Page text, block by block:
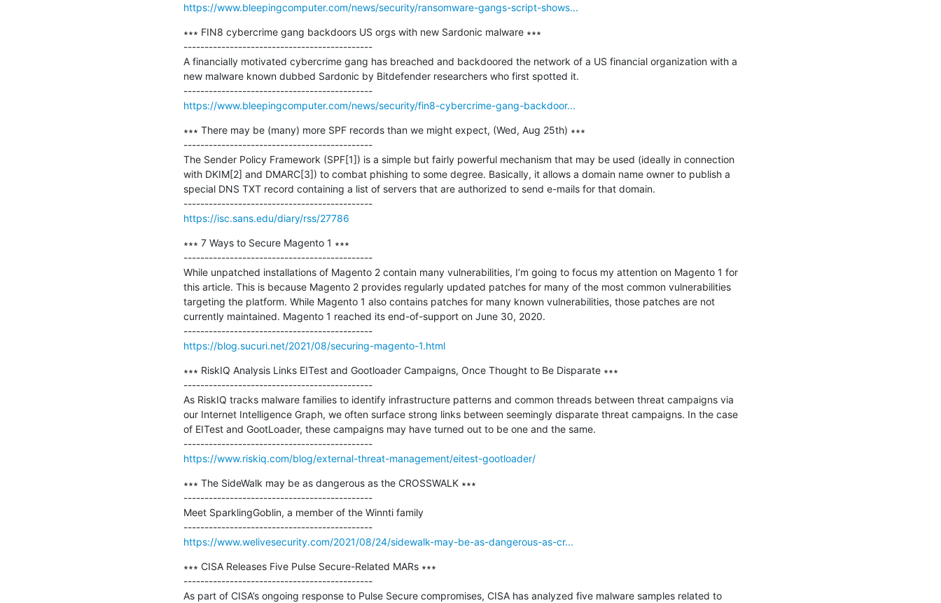
https://www.bleepingcomputer.com/news/security/ransomware-gangs-script-shows...
∗∗∗ FIN8 cybercrime gang backdoors US orgs with new Sardonic malware ∗∗∗
---------------------------------------------
A financially motivated cybercrime gang has breached and backdoored the network of a US financial organization with a
new malware known dubbed Sardonic by Bitdefender researchers who first spotted it.
---------------------------------------------
https://www.bleepingcomputer.com/news/security/fin8-cybercrime-gang-backdoor...
∗∗∗ There may be (many) more SPF records than we might expect, (Wed, Aug 25th) ∗∗∗
---------------------------------------------
The Sender Policy Framework (SPF[1]) is a simple but fairly powerful mechanism that may be used (ideally in connection
with DKIM[2] and DMARC[3]) to combat phishing to some degree. Basically, it allows a domain name owner to publish a
special DNS TXT record containing a list of servers that are authorized to send e-mails for that domain.
---------------------------------------------
https://isc.sans.edu/diary/rss/27786
∗∗∗ 7 Ways to Secure Magento 1 ∗∗∗
---------------------------------------------
While unpatched installations of Magento 2 contain many vulnerabilities, I’m going to focus my attention on Magento 1 for
this article. This is because Magento 2 provides regularly updated patches for many of the most common vulnerabilities
targeting the platform. While Magento 1 also contains patches for many known vulnerabilities, those patches are not
currently maintained. Magento 1 reached its end-of-support on June 30, 2020.
---------------------------------------------
https://blog.sucuri.net/2021/08/securing-magento-1.html
∗∗∗ RiskIQ Analysis Links EITest and Gootloader Campaigns, Once Thought to Be Disparate ∗∗∗
---------------------------------------------
As RiskIQ tracks malware families to identify infrastructure patterns and common threads between threat campaigns via
our Internet Intelligence Graph, we often surface strong links between seemingly disparate threat campaigns. In the case
of EITest and GootLoader, these campaigns may have turned out to be one and the same.
---------------------------------------------
https://www.riskiq.com/blog/external-threat-management/eitest-gootloader/
∗∗∗ The SideWalk may be as dangerous as the CROSSWALK ∗∗∗
---------------------------------------------
Meet SparklingGoblin, a member of the Winnti family
---------------------------------------------
https://www.welivesecurity.com/2021/08/24/sidewalk-may-be-as-dangerous-as-cr...
∗∗∗ CISA Releases Five Pulse Secure-Related MARs ∗∗∗
---------------------------------------------
As part of CISA’s ongoing response to Pulse Secure compromises, CISA has analyzed five malware samples related to